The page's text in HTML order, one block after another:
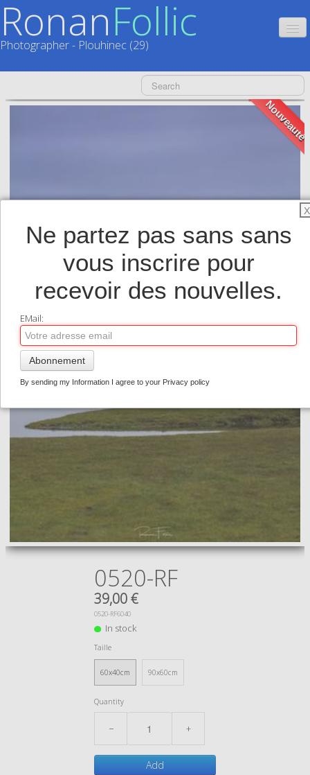
RonanFollic
Photographer - Plouhinec (29)
CATALOGUES
LIVRES▼
BOUTIQUE ▼
TIRAGES SUPPORTS HAUT DE GAMME
CONTACT
0
Nouveauté
0520-RF
39,00 €
0520-RF6040
In stock
Taille
60x40cm 90x60cm
Quantity
− +
Add
X
Ne partez pas sans sans
vous inscrire pour
recevoir des nouvelles.
EMail:
Abonnement
By sending my Information I agree to your Privacy policy